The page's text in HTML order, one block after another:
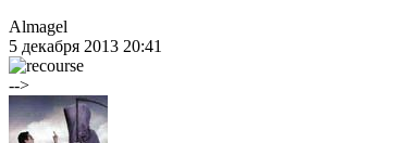
Almagel
5 декабря 2013 20:41
-->